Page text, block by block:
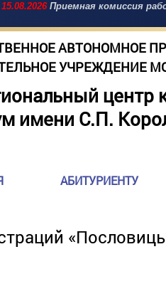
15.08.2026Приемная комиссия
АВТОНОМНОЕ
УЧРЕЖДЕНИЕ
центр
имени С.П.
АБИТУРИЕНТУ